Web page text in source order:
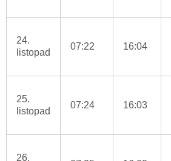
24.
listopad
07:22 16:04
25.
listopad
07:24 16:03
26.